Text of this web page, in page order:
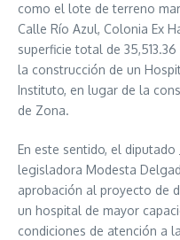
como el lote de terreno
Calle Río Azul, Colonia Ex
superficie total de
la construcción de un
Instituto, en lugar de la
de Zona.
En este sentido, el
legisladora Modesta
aprobación al proyecto de
un hospital de mayor
condiciones de atención a